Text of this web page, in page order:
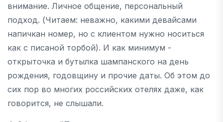
внимание. Личное общение, персональный
подход. (Читаем: неважно, какими девайсами
напичкан номер, но с клиентом нужно носиться
как с писаной торбой). И как минимум -
открыточка и бутылка шампанского на день
рождения, годовщину и прочие даты. Об этом до
сих пор во многих российских отелях даже, как
говорится, не слышали.